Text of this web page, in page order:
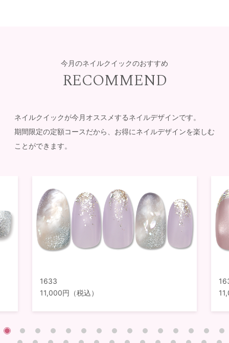
今月のネイルクイックのおすすめ
RECOMMEND
ネイルクイックが今月オススメするネイルデザインです。
期間限定の定額コースだから、お得にネイルデザインを楽しむ
ことができます。
1633
11,000円（税込）